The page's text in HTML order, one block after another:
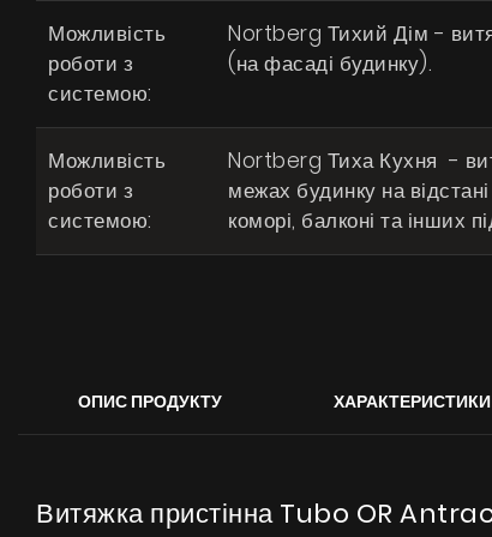
Можливість
роботи з
системою:
Nortberg Тихий Дім -
(на фасаді будинку).
Можливість
роботи з
системою:
Nortberg Тиха Кухня -
межах будинку на
коморі, балконі та інших
ОПИС ПРОДУКТУ ХАРАКТЕРИСТИКИ
Витяжка пристінна Tubo OR